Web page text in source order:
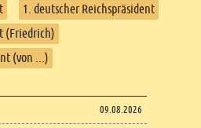
1. deutscher Reichspräsident
(Friedrich)
(von ...)
09.08.2026